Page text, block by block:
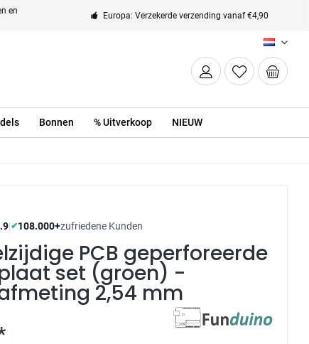
en
Europa: Verzekerde verzending vanaf €4,90
NL
Bonnen % Uitverkoop NIEUW
|✔108.000+zufriedene Kunden
PCB geperforeerde
set (groen) -
2,54 mm